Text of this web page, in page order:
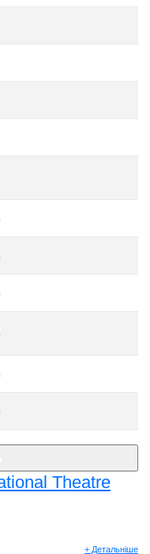
Theatre
+ Детальніше